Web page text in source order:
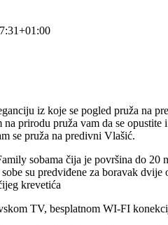
iz koje se pogled pruža na
prirodu pruža vam da se opustite
se pruža na predivni Vlašić.
sobama čija je površina do 20
su predviđene za boravak dvije
krevetića
TV, besplatnom WI-FI